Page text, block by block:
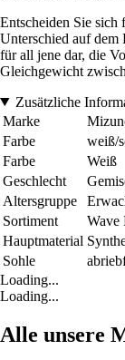
Entscheiden Sie sich
Unterschied auf dem
für all jene dar, die
Gleichgewicht
Zusätzliche
Marke
Farbe
weiß/
Farbe
Weiß
Geschlecht
Altersgruppe
Sortiment
Wave
Hauptmaterial
Sohle
Loading...
Loading...
Alle unsere